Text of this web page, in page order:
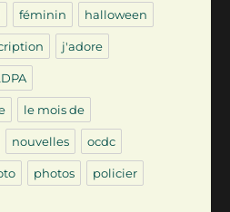
féminin halloween
j'adore
le mois de
nouvelles ocdc
photos policier